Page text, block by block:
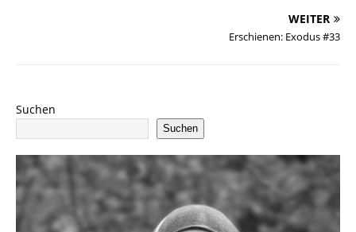
WEITER
Erschienen: Exodus #33
Suchen
Suchen